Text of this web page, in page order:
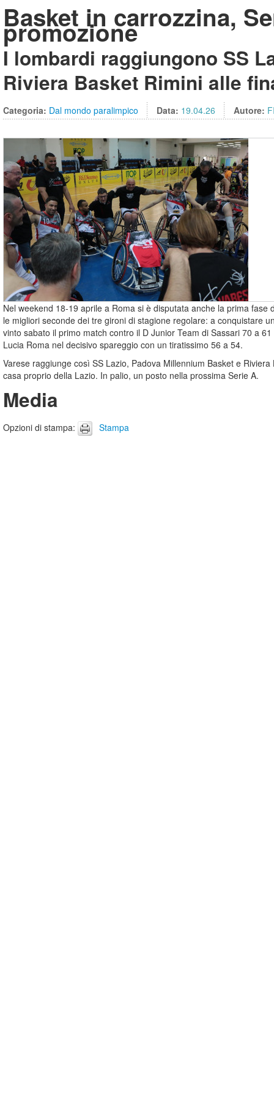
Basket in carrozzina,
promozione
I lombardi raggiungono SS
Riviera Basket Rimini alle
Categoria: Dal mondo paralimpico Data: 19.04.26 Autore:
Nel weekend 18-19 aprile a Roma si è disputata anche la prima
le migliori seconde dei tre gironi di stagione regolare: a conquistare
vinto sabato il primo match contro il D Junior Team di Sassari 70 a
Lucia Roma nel decisivo spareggio con un tiratissimo 56 a 54.
Varese raggiunge così SS Lazio, Padova Millennium Basket e
casa proprio della Lazio. In palio, un posto nella prossima Serie A.
Media
Opzioni di stampa: Stampa